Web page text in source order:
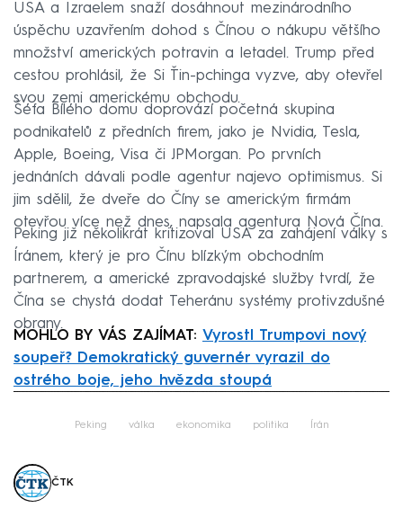
USA a Izraelem snaží dosáhnout mezinárodního
úspěchu uzavřením dohod s Čínou o nákupu většího
množství amerických potravin a letadel. Trump před
cestou prohlásil, že Si Ťin-pchinga vyzve, aby otevřel
svou zemi americkému obchodu.
Šéfa Bílého domu doprovází početná skupina
podnikatelů z předních firem, jako je Nvidia, Tesla,
Apple, Boeing, Visa či JPMorgan. Po prvních
jednáních dávali podle agentur najevo optimismus. Si
jim sdělil, že dveře do Číny se americkým firmám
otevřou více než dnes, napsala agentura Nová Čína.
Peking již několikrát kritizoval USA za zahájení války s
Íránem, který je pro Čínu blízkým obchodním
partnerem, a americké zpravodajské služby tvrdí, že
Čína se chystá dodat Teheránu systémy protivzdušné
obrany.
MOHLO BY VÁS ZAJÍMAT: Vyrostl Trumpovi nový
soupeř? Demokratický guvernér vyrazil do
ostrého boje, jeho hvězda stoupá
Peking válka ekonomika politika Írán
ČTK